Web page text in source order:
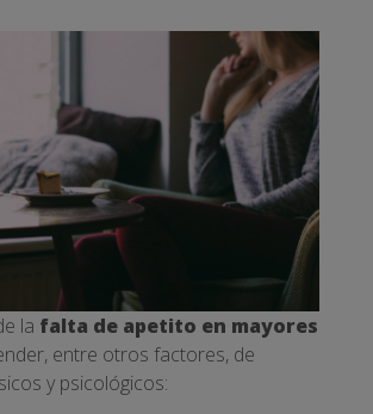
la falta de apetito en mayores
entre otros factores, de
y psicológicos: